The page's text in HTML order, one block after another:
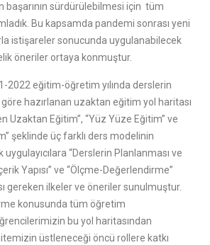
başarının sürdürülebilmesi için tüm
Bu kapsamda pandemi sonrası yeni
istişareler sonucunda uygulanabilecek
öneriler ortaya konmuştur.
2022 eğitim-öğretim yılında derslerin
hazırlanan uzaktan eğitim yol haritası
Uzaktan Eğitim”, “Yüz Yüze Eğitim” ve
şeklinde üç farklı ders modelinin
uygulayıcılara “Derslerin Planlanması ve
Yapısı” ve “Ölçme-Değerlendirme”
gereken ilkeler ve öneriler sunulmuştur.
konusunda tüm öğretim
bu yol haritasından
üstleneceği öncü rollere katkı